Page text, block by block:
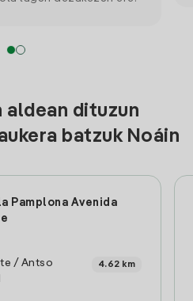
aldean dituzun
batzuk Noáin
Pamplona Avenida
/ Antso
4.62 km